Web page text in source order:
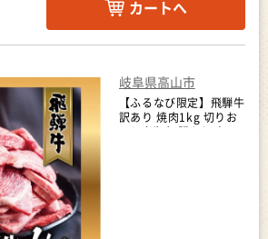
カートへ
岐阜県高山市
【ふるなび限定】飛騨牛
訳あり 焼肉1kg 切りお
とし | 牛肉 訳あり 丸明